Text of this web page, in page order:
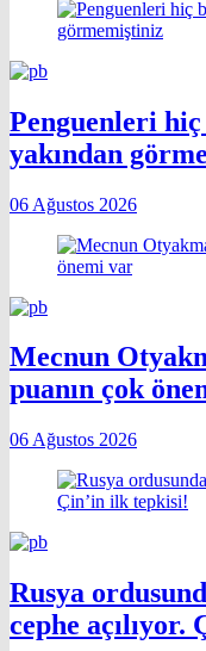
Penguenleri
yakından
06 Ağustos 2026
Mecnun
puanın çok
06 Ağustos 2026
Rusya
cephe